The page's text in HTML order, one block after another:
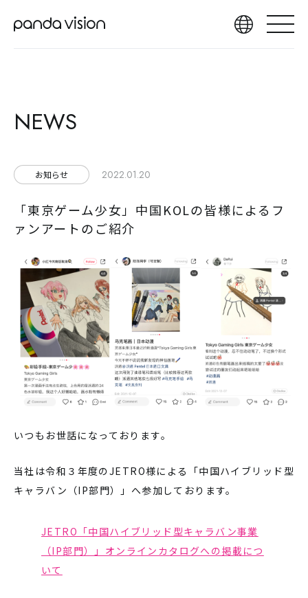
NEWS
お知らせ 2022.01.20
「東京ゲーム少女」中国KOLの皆様によるフ
ァンアートのご紹介
いつもお世話になっております。
当社は令和３年度のJETRO様による「中国ハイブリッド型
キャラバン（IP部門）」へ参加しております。
JETRO「中国ハイブリッド型キャラバン事業
（IP部門）」オンラインカタログへの掲載につ
いて